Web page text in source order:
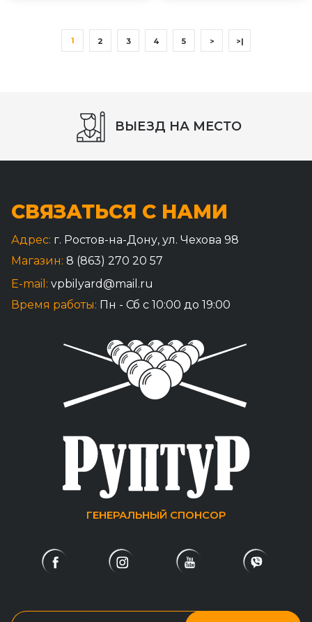
1 2 3 4 5 > >|
СБОРКА СТОЛА
СВЯЗАТЬСЯ С НАМИ
Адрес: г. Ростов-на-Дону, ул. Чехова 98
Магазин: 8 (863) 270 20 57
E-mail: vpbilyard@mail.ru
Время работы: Пн - Сб с 10:00 до 19:00
ГЕНЕРАЛЬНЫЙ СПОНСОР